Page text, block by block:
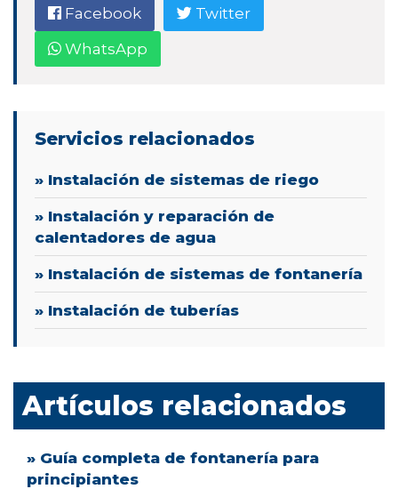
Facebook
Twitter
WhatsApp
Servicios relacionados
» Instalación de sistemas de riego
» Instalación y reparación de
calentadores de agua
» Instalación de sistemas de fontanería
» Instalación de tuberías
Artículos relacionados
» Guía completa de fontanería para
principiantes